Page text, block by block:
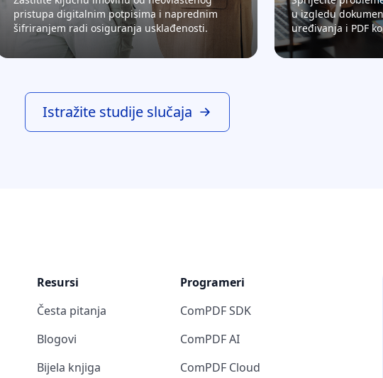
pristupa digitalnim potpisima i naprednim
šifriranjem radi osiguranja usklađenosti.
u izgledu
uređivanja i PDF
Istražite studije slučaja
Resursi
Česta pitanja
Blogovi
Bijela knjiga
Programeri
ComPDF SDK
ComPDF AI
ComPDF Cloud